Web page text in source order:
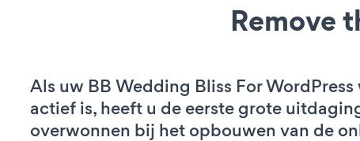
Remove
Als uw BB Wedding Bliss For
actief is, heeft u de eerste grote
overwonnen bij het opbouwen van de